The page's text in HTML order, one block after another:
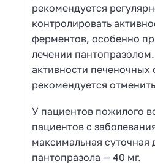
рекомендуется
контролировать
ферментов, особенно
лечении
активности печеночных
рекомендуется
У пациентов пожилого
пациентов с
максимальная суточная
пантопразола — 40 мг.